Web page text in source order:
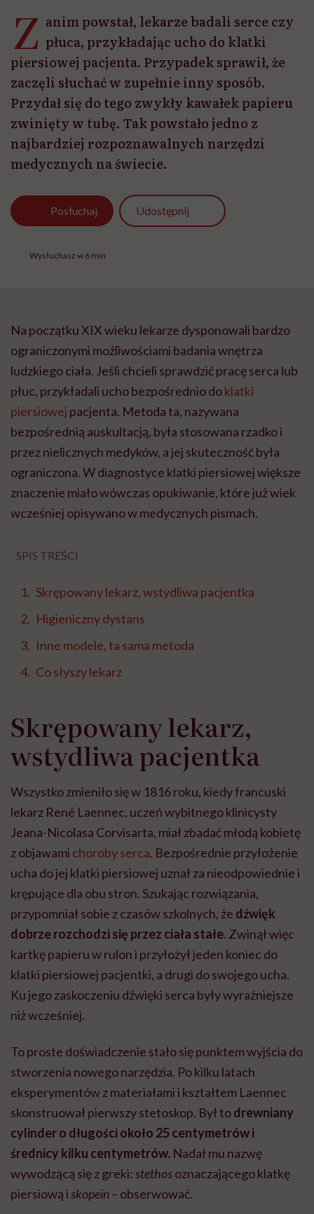
Z anim powstał, lekarze badali serce czy
płuca, przykładając ucho do klatki
piersiowej pacjenta. Przypadek sprawił, że
zaczęli słuchać w zupełnie inny sposób.
Przydał się do tego zwykły kawałek papieru
zwinięty w tubę. Tak powstało jedno z
najbardziej rozpoznawalnych narzędzi
medycznych na świecie.
Posłuchaj Udostępnij
Wysłuchasz w 6 min
Na początku XIX wieku lekarze dysponowali bardzo
ograniczonymi możliwościami badania wnętrza
ludzkiego ciała. Jeśli chcieli sprawdzić pracę serca lub
płuc, przykładali ucho bezpośrednio doklatki
piersiowej pacjenta. Metoda ta, nazywana
bezpośrednią auskultacją, była stosowana rzadko i
przez nielicznych medyków, a jej skuteczność była
ograniczona. W diagnostyce klatki piersiowej większe
znaczenie miało wówczas opukiwanie, które już wiek
wcześniej opisywano w medycznych pismach.
SPIS TREŚCI
Skrępowany lekarz, wstydliwa pacjentka
Higieniczny dystans
Inne modele, ta sama metoda
Co słyszy lekarz
Skrępowany lekarz,
wstydliwa pacjentka
Wszystko zmieniło się w 1816 roku, kiedy francuski
lekarz René Laennec, uczeń wybitnego klinicysty
Jeana-Nicolasa Corvisarta, miał zbadać młodą kobietę
z objawami choroby serca. Bezpośrednie przyłożenie
ucha do jej klatki piersiowej uznał za nieodpowiednie i
krępujące dla obu stron. Szukając rozwiązania,
przypomniał sobie z czasów szkolnych, że dźwięk
dobrze rozchodzi się przez ciała stałe. Zwinął więc
kartkę papieru w rulon i przyłożył jeden koniec do
klatki piersiowej pacjentki, a drugi do swojego ucha.
Ku jego zaskoczeniu dźwięki serca były wyraźniejsze
niż wcześniej.
To proste doświadczenie stało się punktem wyjścia do
stworzenia nowego narzędzia. Po kilku latach
eksperymentów z materiałami i kształtem Laennec
skonstruował pierwszy stetoskop. Był todrewniany
cylinder o długości około 25 centymetrów i
średnicy kilku centymetrów. Nadał mu nazwę
wywodzącą się z greki: stethosoznaczającego klatkę
piersiową iskopein– obserwować.